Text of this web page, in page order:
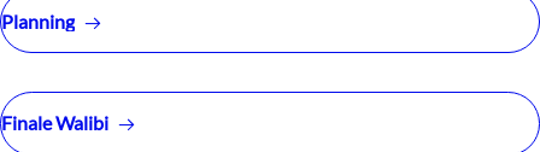
Planning
Finale Walibi